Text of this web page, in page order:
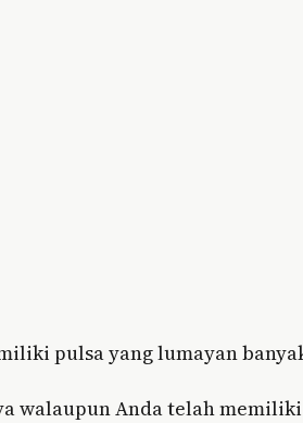
pulsa yang lumayan
walaupun Anda telah memiliki